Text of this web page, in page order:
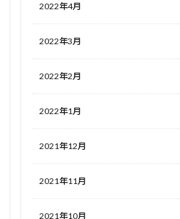
2022年4月
2022年3月
2022年2月
2022年1月
2021年12月
2021年11月
2021年10月